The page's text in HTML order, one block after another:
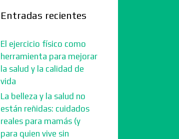
Entradas recientes
El ejercicio físico como
herramienta para mejorar
la salud y la calidad de
vida
La belleza y la salud no
están reñidas: cuidados
reales para mamás (y
para quien vive sin